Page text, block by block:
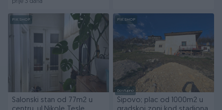
prije 3 dana
PIK SHOP
Salonski stan od 77m2 u
PIK SHOP
Dostupno
Šipovo; plac od 1000m2 u